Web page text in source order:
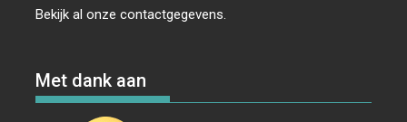
Bekijk al onzecontactgegevens
Met dank aan